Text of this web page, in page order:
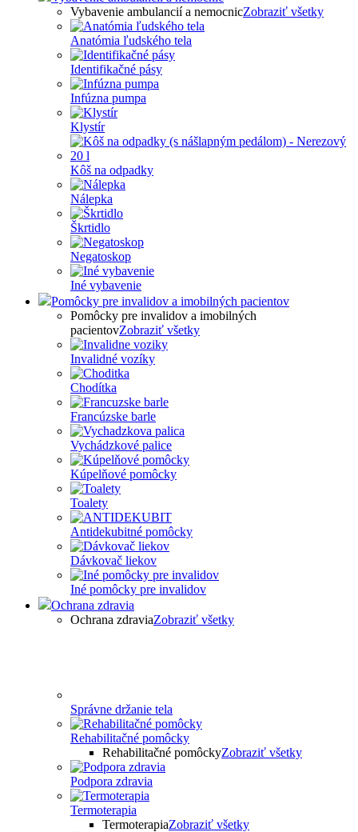
Vybavenie ambulancií a nemocnicZobraziť všetky
Anatómia ľudského tela
Identifikačné pásy
Infúzna pumpa
Klystír
Kôš na odpadky
Nálepka
Škrtidlo
Negatoskop
Iné vybavenie
Pomôcky pre invalidov a imobilných pacientov
Pomôcky pre invalidov a imobilných
pacientovZobraziť všetky
Invalidné vozíky
Chodítka
Francúzske barle
Vychádzkové palice
Kúpelňové pomôcky
Toalety
Antidekubitné pomôcky
Dávkovač liekov
Iné pomôcky pre invalidov
Ochrana zdravia
Ochrana zdraviaZobraziť všetky
Správne držanie tela
Rehabilitačné pomôcky
Rehabilitačné pomôckyZobraziť všetky
Podpora zdravia
Termoterapia
TermoterapiaZobraziť všetky